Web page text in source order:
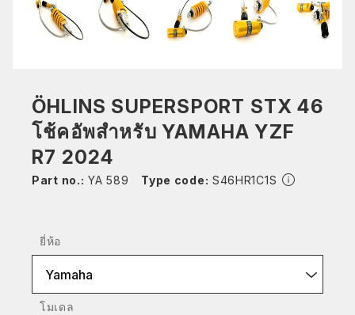
ÖHLINS SUPERSPORT STX 46
โช้คอัพสำหรับ YAMAHA YZF
R7 2024
Part no.: YA 589 Type code: S46HR1C1S
ยี่ห้อ
Yamaha
โมเดล